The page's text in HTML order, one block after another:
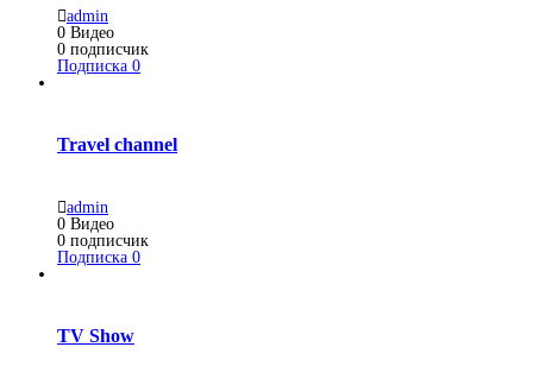
admin
0 Видео
0 подписчик
Подписка 0
Travel channel
admin
0 Видео
0 подписчик
Подписка 0
TV Show